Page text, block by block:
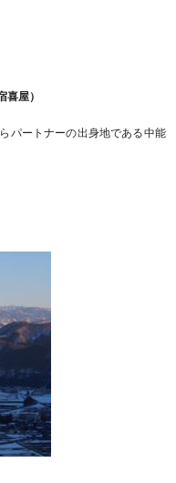
屋）
パートナーの出身地である中能